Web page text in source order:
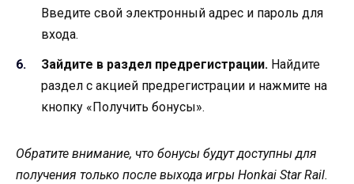
Введите свой электронный адрес и пароль для
входа.
Зайдите в раздел предрегистрации. Найдите
раздел с акцией предрегистрации и нажмите на
кнопку «Получить бонусы».
Обратите внимание, что бонусы будут доступны для
получения только после выхода игры Honkai Star Rail.